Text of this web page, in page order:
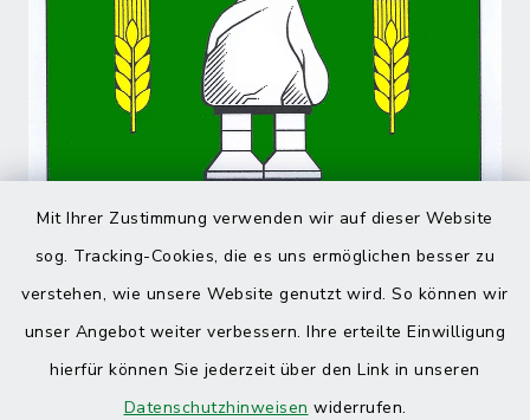
Mit Ihrer Zustimmung verwenden wir auf dieser Website
sog. Tracking-Cookies, die es uns ermöglichen besser zu
verstehen, wie unsere Website genutzt wird. So können wir
unser Angebot weiter verbessern. Ihre erteilte Einwilligung
hierfür können Sie jederzeit über den Link in unseren
Datenschutzhinweisen widerrufen.